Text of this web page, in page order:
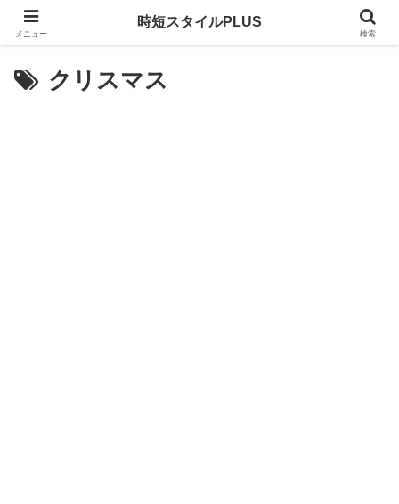
クリスマス
メニュー
時短スタイルPLUS
検索